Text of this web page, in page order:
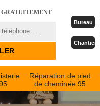
GRATUITEMENT
Bureau
Chantier
Réparation de pied
de cheminée 95